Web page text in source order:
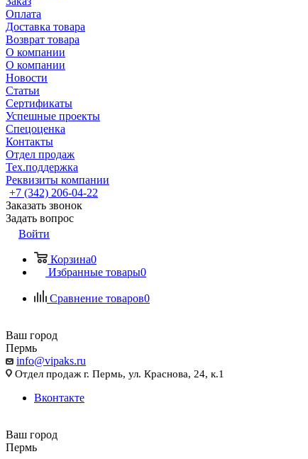
Оплата
Доставка товара
Возврат товара
О компании
О компании
Новости
Статьи
Сертификаты
Успешные проекты
Спецоценка
Контакты
Отдел продаж
Тех.поддержка
Реквизиты компании
+7 (342) 206-04-22
Заказать звонок
Задать вопрос
Войти
Корзина0
Избранные товары0
Сравнение товаров0
Ваш город
Пермь
info@vipaks.ru
Отдел продаж г. Пермь, ул. Краснова, 24, к.1
Вконтакте
Ваш город
Пермь